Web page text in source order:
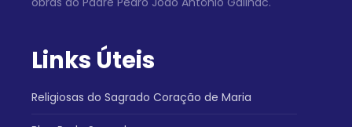
Links Úteis
Religiosas do Sagrado Coração de Maria